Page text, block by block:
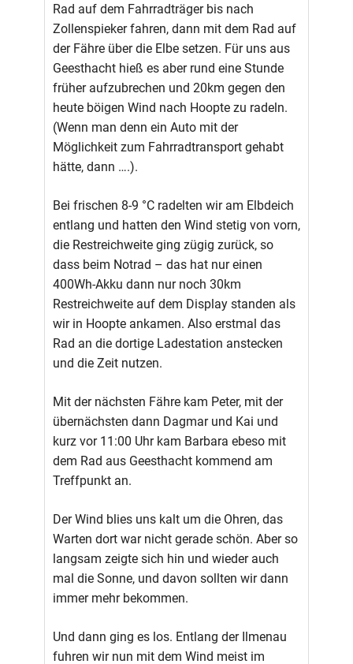
Rad auf dem Fahrradträger bis nach
Zollenspieker fahren, dann mit dem Rad auf
der Fähre über die Elbe setzen. Für uns aus
Geesthacht hieß es aber rund eine Stunde
früher aufzubrechen und 20km gegen den
heute böigen Wind nach Hoopte zu radeln.
(Wenn man denn ein Auto mit der
Möglichkeit zum Fahrradtransport gehabt
hätte, dann ….).
Bei frischen 8-9 °C radelten wir am Elbdeich
entlang und hatten den Wind stetig von vorn,
die Restreichweite ging zügig zurück, so
dass beim Notrad – das hat nur einen
400Wh-Akku dann nur noch 30km
Restreichweite auf dem Display standen als
wir in Hoopte ankamen. Also erstmal das
Rad an die dortige Ladestation anstecken
und die Zeit nutzen.
Mit der nächsten Fähre kam Peter, mit der
übernächsten dann Dagmar und Kai und
kurz vor 11:00 Uhr kam Barbara ebeso mit
dem Rad aus Geesthacht kommend am
Treffpunkt an.
Der Wind blies uns kalt um die Ohren, das
Warten dort war nicht gerade schön. Aber so
langsam zeigte sich hin und wieder auch
mal die Sonne, und davon sollten wir dann
immer mehr bekommen.
Und dann ging es los. Entlang der Ilmenau
fuhren wir nun mit dem Wind meist im